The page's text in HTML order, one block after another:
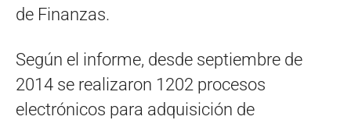
de Finanzas.
Según el informe, desde septiembre de
2014 se realizaron 1202 procesos
electrónicos para adquisición de